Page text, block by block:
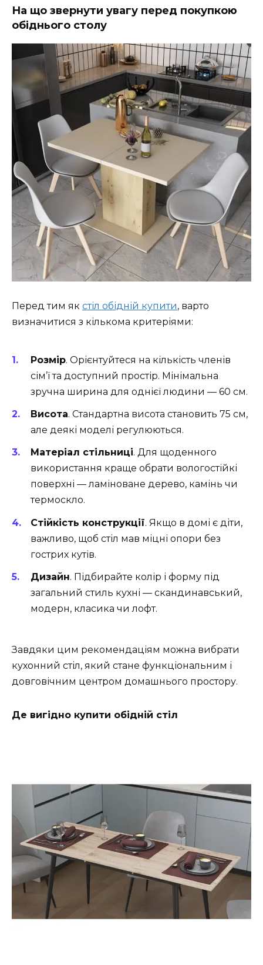
На що звернути увагу перед покупкою
обіднього столу
Перед тим як стіл обідній купити, варто
визначитися з кількома критеріями:
Розмір. Орієнтуйтеся на кількість членів
сім’ї та доступний простір. Мінімальна
зручна ширина для однієї людини — 60 см.
Висота. Стандартна висота становить 75 см,
але деякі моделі регулюються.
Матеріал стільниці. Для щоденного
використання краще обрати вологостійкі
поверхні — ламіноване дерево, камінь чи
термоскло.
Стійкість конструкції. Якщо в домі є діти,
важливо, щоб стіл мав міцні опори без
гострих кутів.
Дизайн. Підбирайте колір і форму під
загальний стиль кухні — скандинавський,
модерн, класика чи лофт.
Завдяки цим рекомендаціям можна вибрати
кухонний стіл, який стане функціональним і
довговічним центром домашнього простору.
Де вигідно купити обідній стіл